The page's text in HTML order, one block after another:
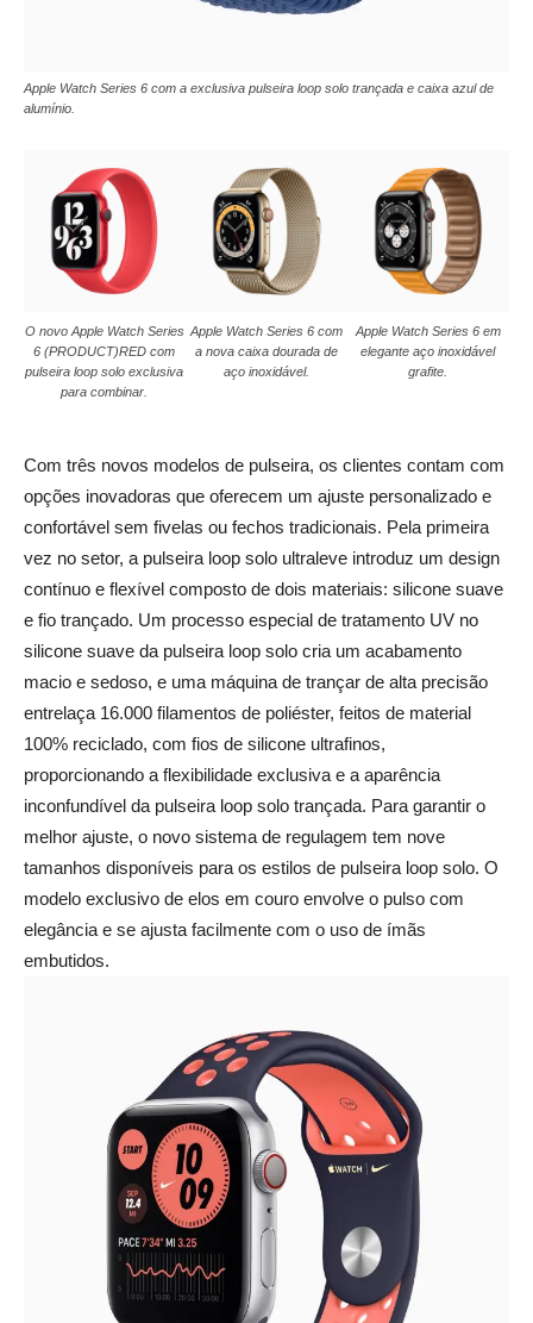
Apple Watch Series 6 com a exclusiva pulseira loop solo trançada e caixa azul de
alumínio.
O novo Apple Watch Series
6 (PRODUCT)RED com
pulseira loop solo exclusiva
para combinar.
Apple Watch Series 6 com
a nova caixa dourada de
aço inoxidável.
Apple Watch Series 6 em
elegante aço inoxidável
grafite.
Com três novos modelos de pulseira, os clientes contam com
opções inovadoras que oferecem um ajuste personalizado e
confortável sem fivelas ou fechos tradicionais. Pela primeira
vez no setor, a pulseira loop solo ultraleve introduz um design
contínuo e flexível composto de dois materiais: silicone suave
e fio trançado. Um processo especial de tratamento UV no
silicone suave da pulseira loop solo cria um acabamento
macio e sedoso, e uma máquina de trançar de alta precisão
entrelaça 16.000 filamentos de poliéster, feitos de material
100% reciclado, com fios de silicone ultrafinos,
proporcionando a flexibilidade exclusiva e a aparência
inconfundível da pulseira loop solo trançada. Para garantir o
melhor ajuste, o novo sistema de regulagem tem nove
tamanhos disponíveis para os estilos de pulseira loop solo. O
modelo exclusivo de elos em couro envolve o pulso com
elegância e se ajusta facilmente com o uso de ímãs
embutidos.